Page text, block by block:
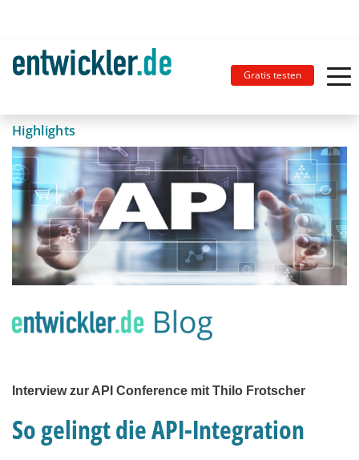
Gratis testen
Highlights
Interview zur API Conference mit Thilo Frotscher
So gelingt die API-Integration